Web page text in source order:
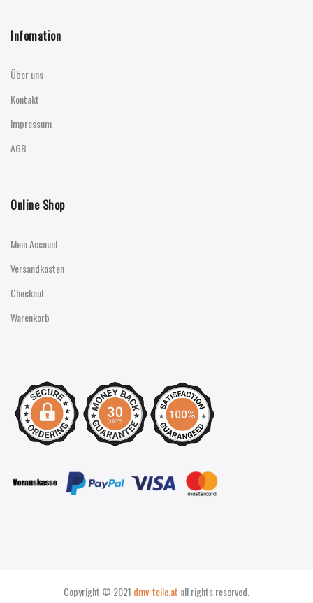
Infomation
Über uns
Kontakt
Impressum
AGB
Online Shop
Mein Account
Versandkosten
Checkout
Warenkorb
Copyright © 2021 dmv-teile.at all rights reserved.